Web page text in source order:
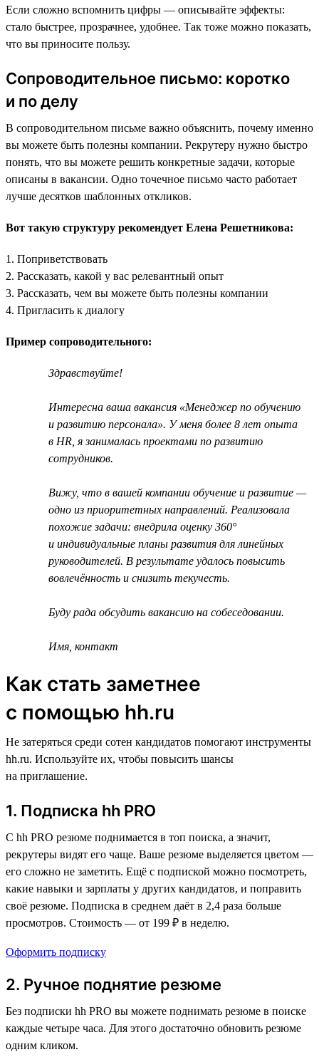
Если сложно вспомнить цифры — описывайте эффекты:
стало быстрее, прозрачнее, удобнее. Так тоже можно показать,
что вы приносите пользу.
Сопроводительное письмо: коротко
и по делу
В сопроводительном письме важно объяснить, почему именно
вы можете быть полезны компании. Рекрутеру нужно быстро
понять, что вы можете решить конкретные задачи, которые
описаны в вакансии. Одно точечное письмо часто работает
лучше десятков шаблонных откликов.
Вот такую структуру рекомендует Елена Решетникова:
1. Поприветствовать
2. Рассказать, какой у вас релевантный опыт
3. Рассказать, чем вы можете быть полезны компании
4. Пригласить к диалогу
Пример сопроводительного:
Здравствуйте!
Интересна ваша вакансия «Менеджер по обучению
и развитию персонала». У меня более 8 лет опыта
в HR, я занималась проектами по развитию
сотрудников.
Вижу, что в вашей компании обучение и развитие —
одно из приоритетных направлений. Реализовала
похожие задачи: внедрила оценку 360°
и индивидуальные планы развития для линейных
руководителей. В результате удалось повысить
вовлечённость и снизить текучесть.
Буду рада обсудить вакансию на собеседовании.
Имя, контакт
Как стать заметнее
с помощью hh.ru
Не затеряться среди сотен кандидатов помогают инструменты
hh.ru. Используйте их, чтобы повысить шансы
на приглашение.
1. Подписка hh PRO
С hh PRO резюме поднимается в топ поиска, а значит,
рекрутеры видят его чаще. Ваше резюме выделяется цветом —
его сложно не заметить. Ещё с подпиской можно посмотреть,
какие навыки и зарплаты у других кандидатов, и поправить
своё резюме. Подписка в среднем даёт в 2,4 раза больше
просмотров. Стоимость — от 199 ₽ в неделю.
Оформить подписку
2. Ручное поднятие резюме
Без подписки hh PRO вы можете поднимать резюме в поиске
каждые четыре часа. Для этого достаточно обновить резюме
одним кликом.